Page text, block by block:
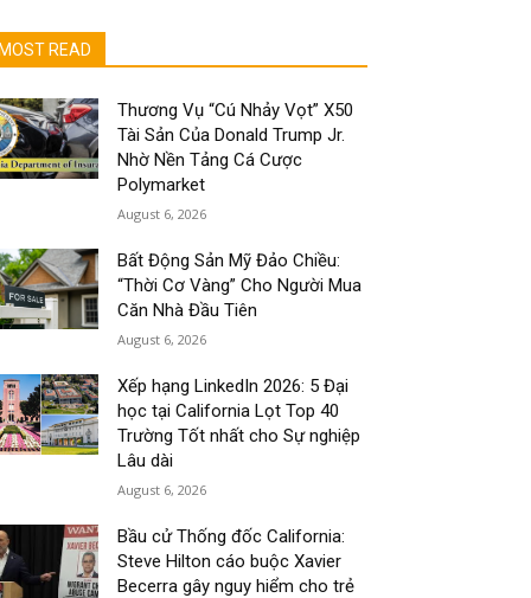
MOST READ
Thương Vụ “Cú Nhảy Vọt” X50
Tài Sản Của Donald Trump Jr.
Nhờ Nền Tảng Cá Cược
Polymarket
August 6, 2026
Bất Động Sản Mỹ Đảo Chiều:
“Thời Cơ Vàng” Cho Người Mua
Căn Nhà Đầu Tiên
August 6, 2026
Xếp hạng LinkedIn 2026: 5 Đại
học tại California Lọt Top 40
Trường Tốt nhất cho Sự nghiệp
Lâu dài
August 6, 2026
Bầu cử Thống đốc California:
Steve Hilton cáo buộc Xavier
Becerra gây nguy hiểm cho trẻ